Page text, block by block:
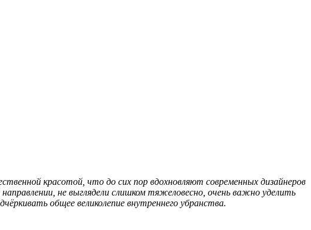
красотой, что до сих пор вдохновляют современных дизайнеров
не выглядели слишком тяжеловесно, очень важно уделить
общее великолепие внутреннего убранства.